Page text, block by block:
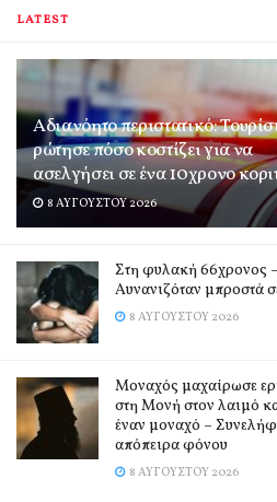
LATEST
Αδιανόητο περιστατικό:
ρώτησε πόσο κοστίζει για να
ασελγήσει σε ένα 10χρονο
8 ΑΥΓΟΎΣΤΟΥ 2026
Στη φυλακή 66χρονος –
Αυνανιζόταν μπροστά
8 ΑΥΓΟΎΣΤΟΥ 2026
Μοναχός μαχαίρωσε
στη Μονή στον λαιμό
έναν μοναχό –
απόπειρα φόνου
8 ΑΥΓΟΎΣΤΟΥ 2026